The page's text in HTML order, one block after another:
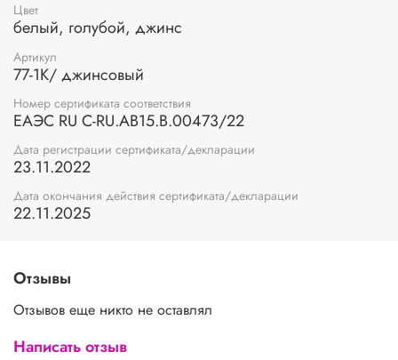
Цвет
белый, голубой, джинс
Артикул
77-1К/ джинсовый
Номер сертификата соответствия
ЕАЭС RU С-RU.АВ15.В.00473/22
Дата регистрации сертификата/декларации
23.11.2022
Дата окончания действия сертификата/декларации
22.11.2025
Отзывы
Отзывов еще никто не оставлял
Написать отзыв